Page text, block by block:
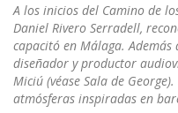
A los inicios del Camino de
Daniel Rivero Serradell,
capacitó en Málaga.
diseñador y productor
Miciú (véase Sala de
atmósferas inspiradas en